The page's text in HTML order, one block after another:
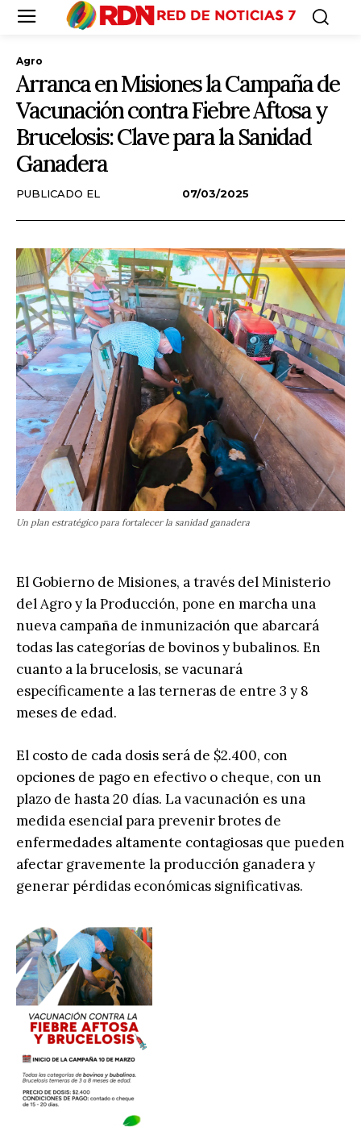
Agro
Arranca en Misiones la Campaña de
Vacunación contra Fiebre Aftosa y
Brucelosis: Clave para la Sanidad
Ganadera
PUBLICADO EL 07/03/2025
Un plan estratégico para fortalecer la sanidad ganadera
El Gobierno de Misiones, a través del Ministerio
del Agro y la Producción, pone en marcha una
nueva campaña de inmunización que abarcará
todas las categorías de bovinos y bubalinos. En
cuanto a la brucelosis, se vacunará
específicamente a las terneras de entre 3 y 8
meses de edad.
El costo de cada dosis será de $2.400, con
opciones de pago en efectivo o cheque, con un
plazo de hasta 20 días. La vacunación es una
medida esencial para prevenir brotes de
enfermedades altamente contagiosas que pueden
afectar gravemente la producción ganadera y
generar pérdidas económicas significativas.